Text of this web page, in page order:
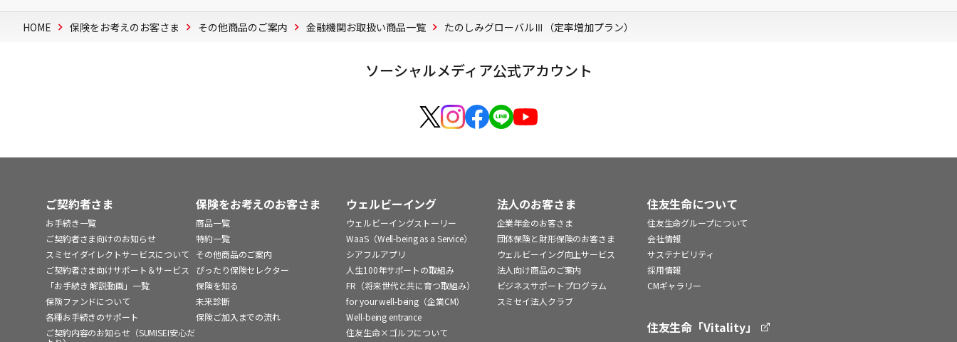
HOME 保険をお考えのお客さま その他商品のご案内 金融機関お取扱い商品一覧 たのしみグローバルⅢ（定率増加プラン）
ソーシャルメディア公式アカウント
ご契約者さま
お手続き一覧
ご契約者さま向けのお知らせ
スミセイダイレクトサービスについて
ご契約者さま向けサポート＆サービス
「お手続き 解説動画」一覧
保険ファンドについて
各種お手続きのサポート
ご契約内容のお知らせ（SUMISEI安心だ
保険をお考えのお客さま
商品一覧
特約一覧
その他商品のご案内
ぴったり保険セレクター
保険を知る
未来診断
保険ご加入までの流れ
ウェルビーイング
ウェルビーイングストーリー
WaaS（Well-being as a Service）
シアフルアプリ
人生100年サポートの取組み
FR（将来世代と共に育つ取組み）
for your well-being（企業CM）
Well-being entrance
住友生命×ゴルフについて
法人のお客さま
企業年金のお客さま
団体保険と財形保険のお客さま
ウェルビーイング向上サービス
法人向け商品のご案内
ビジネスサポートプログラム
スミセイ法人クラブ
住友生命について
住友生命グループについて
会社情報
サステナビリティ
採用情報
CMギャラリー
住友生命「Vitality」